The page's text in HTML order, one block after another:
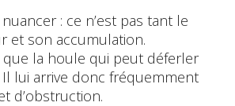
: ce n’est pas tant le
et son accumulation.
que la houle qui peut déferler
lui arrive donc fréquemment
d’obstruction.